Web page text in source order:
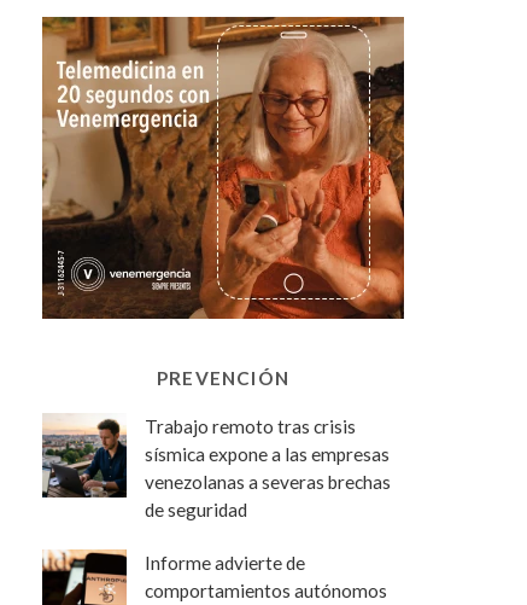
PREVENCIÓN
Trabajo remoto tras crisis
sísmica expone a las empresas
venezolanas a severas brechas
de seguridad
Informe advierte de
comportamientos autónomos